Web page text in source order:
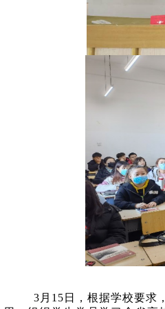
3 月 15 日，根据学校要求